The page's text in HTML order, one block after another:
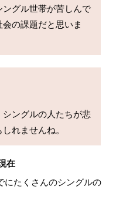
グル世帯が苦しんで
の課題だと思いま
ングルの人たちが悲
在
にたくさんのシングルの